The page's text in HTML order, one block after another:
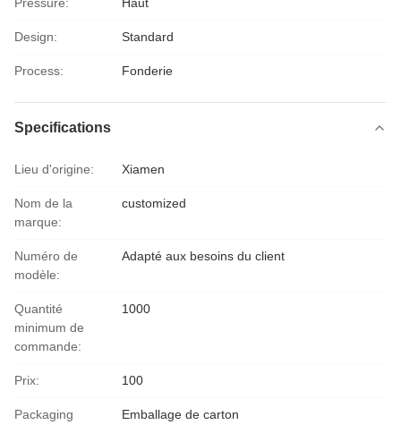
Design: Standard
Process: Fonderie
Specifications
Lieu d'origine: Xiamen
Nom de la
marque:
customized
Numéro de
modèle:
Adapté aux besoins du client
Quantité
minimum de
commande:
1000
Prix: 100
Packaging
Emballage de carton